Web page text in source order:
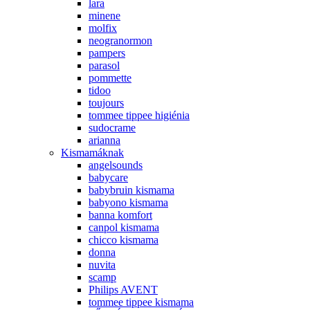
lara
minene
molfix
neogranormon
pampers
parasol
pommette
tidoo
toujours
tommee tippee higiénia
sudocrame
arianna
Kismamáknak
angelsounds
babycare
babybruin kismama
babyono kismama
banna komfort
canpol kismama
chicco kismama
donna
nuvita
scamp
Philips AVENT
tommee tippee kismama